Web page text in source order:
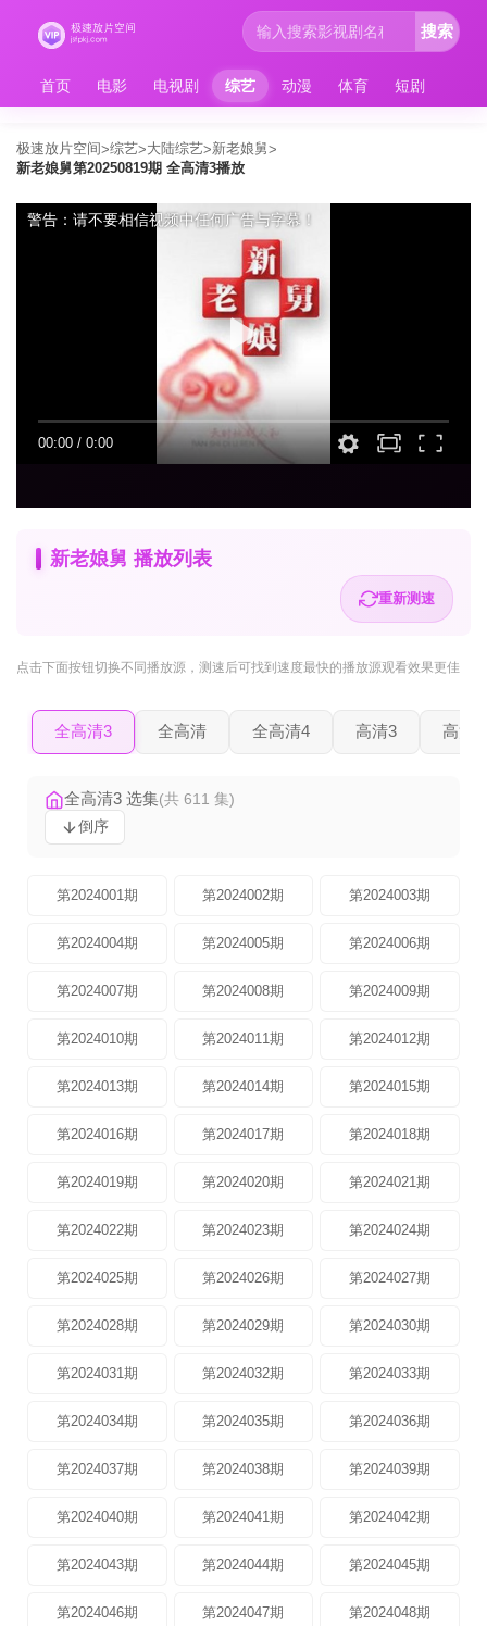
首页 电影 电视剧 综艺 动漫 体育 短剧
搜索
极速放片空间>综艺>大陆综艺>新老娘舅>
新老娘舅第20250819期 全高清3播放
00:00 / 0:00
警告：请不要相信视频中任何广告与字幕！
新老娘舅 播放列表
重新测速
点击下面按钮切换不同播放源 ，测速后可找到速度最快的播放源观看效果更佳
全高清3 全高清 全高清4 高清3 高清2
全高清3 选集(共 611 集)
倒序
第2024001期 第2024002期 第2024003期
第2024004期 第2024005期 第2024006期
第2024007期 第2024008期 第2024009期
第2024010期 第2024011期 第2024012期
第2024013期 第2024014期 第2024015期
第2024016期 第2024017期 第2024018期
第2024019期 第2024020期 第2024021期
第2024022期 第2024023期 第2024024期
第2024025期 第2024026期 第2024027期
第2024028期 第2024029期 第2024030期
第2024031期 第2024032期 第2024033期
第2024034期 第2024035期 第2024036期
第2024037期 第2024038期 第2024039期
第2024040期 第2024041期 第2024042期
第2024043期 第2024044期 第2024045期
第2024046期 第2024047期 第2024048期